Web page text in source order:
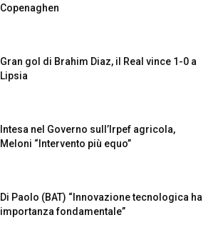
Copenaghen
Gran gol di Brahim Diaz, il Real vince 1-0 a
Lipsia
Intesa nel Governo sull’Irpef agricola,
Meloni “Intervento più equo”
Di Paolo (BAT) “Innovazione tecnologica ha
importanza fondamentale”